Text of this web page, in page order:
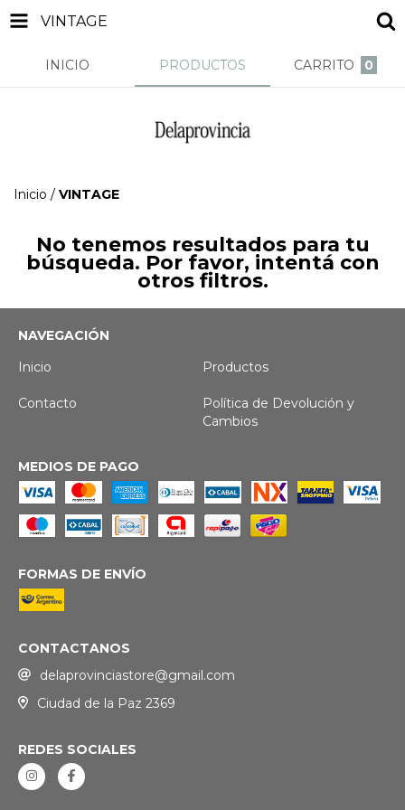
VINTAGE
INICIO PRODUCTOS CARRITO 0
Inicio / VINTAGE
No tenemos resultados para tu
búsqueda. Por favor, intentá con
otros filtros.
NAVEGACIÓN
Inicio
Productos
Contacto
Política de Devolución y
Cambios
MEDIOS DE PAGO
FORMAS DE ENVÍO
CONTACTANOS
delaprovinciastore@gmail.com
Ciudad de la Paz 2369
REDES SOCIALES